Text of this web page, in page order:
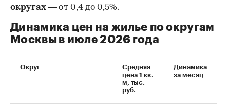
округах — от 0,4 до 0,5%.
Динамика цен на жилье по округам
Москвы в июле 2026 года
Округ
Средняя
цена 1 кв.
м, тыс.
руб.
Динамика
за месяц